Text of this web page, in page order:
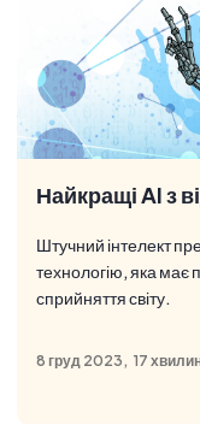
Штучний інтелект
технологію, яка має
сприйняття світу.
8 груд 2023, 17